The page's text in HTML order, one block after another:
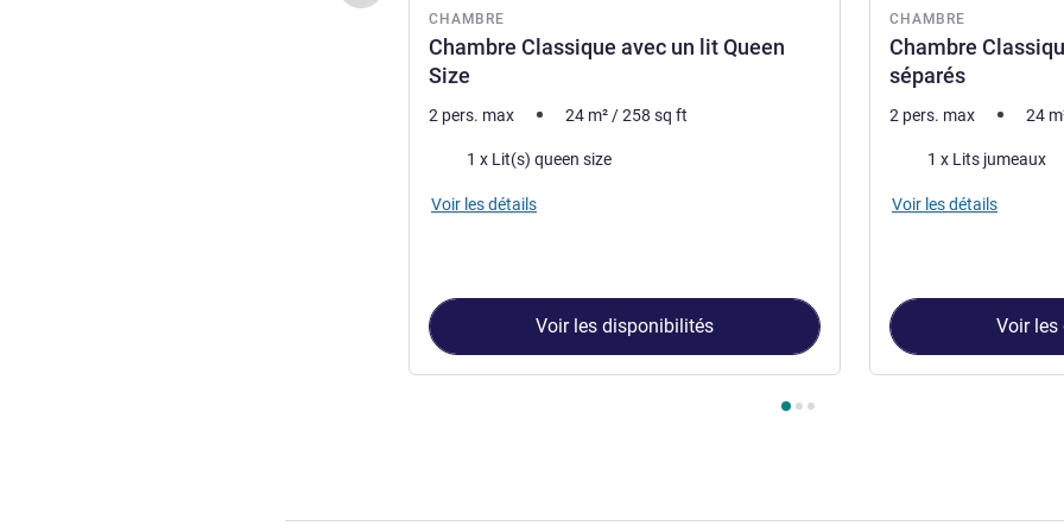
CHAMBRE
Chambre Classique avec un lit Queen
Size
2 pers. max 24 m² /258 sq ft
Literie1 x Lit(s) queen size
Voir les détails
Voir les disponibilités
CHAMBRE
Chambre
séparés
2 pers. max 24
Literie1 x Lits jumeaux
Voir les détails
Voir